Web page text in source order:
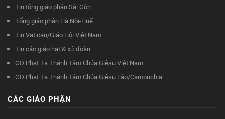
Tin tổng giáo phận Sài Gòn
Tổng giáo phận Hà Nội-Huế
Tin Vatican/Giáo Hội Việt Nam
Tin các giáo hạt & xứ đoàn
GĐ Phạt Tạ Thánh Tâm Chúa Giêsu Việt Nam
GĐ Phạt Tạ Thánh Tâm Chúa Giêsu Lào/Campuchia
CÁC GIÁO PHẬN